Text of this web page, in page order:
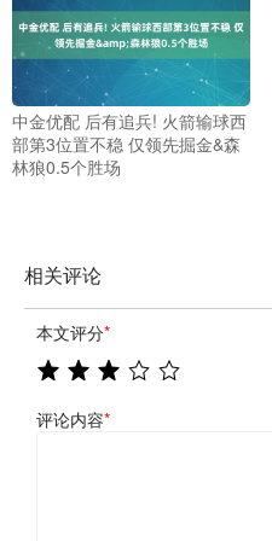
中金优配 后有追兵! 火箭输球西
部第3位置不稳 仅领先掘金&森
林狼0.5个胜场
相关评论
本文评分*
评论内容*